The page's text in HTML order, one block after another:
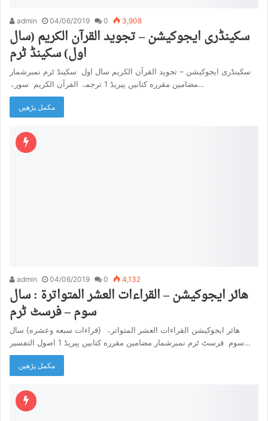
admin 04/06/2019 0 3,908
سکینڈری ایجوکیشن – تجوید القرآن الکریم (سال
اول) سکینڈ ٹرم
سکینڈری ایجوکیشن – تجوید القرآن الکریم سال اول سکینڈ ٹرم نمبرشمار
مضامین مقرره کتابیں پیریڈ 1 ترجمۃ القرآن الکریم سورۃ…
مکمل پڑھیں
admin 04/06/2019 0 4,132
هائر ایجوکیشن – القراءات العشر المتواترۃ : سال
سوم – فرسٹ ٹرم
هائر ایجوکیشن القراءات العشر المتواترۃ {قراءات سبعه وعشره} سال
سوم فرسٹ ٹرم نمبرشمار مضامین مقرره کتابیں پیریڈ 1 اصول التفسیر…
مکمل پڑھیں